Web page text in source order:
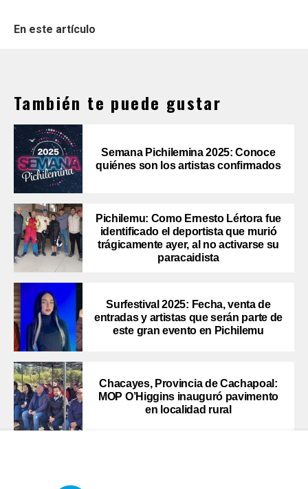
En este artículo
También te puede gustar
Semana Pichilemina 2025: Conoce
quiénes son los artistas confirmados
Pichilemu: Como Ernesto Lértora fue
identificado el deportista que murió
trágicamente ayer, al no activarse su
paracaidista
Surfestival 2025: Fecha, venta de
entradas y artistas que serán parte de
este gran evento en Pichilemu
Chacayes, Provincia de Cachapoal:
MOP O’Higgins inauguró pavimento
en localidad rural